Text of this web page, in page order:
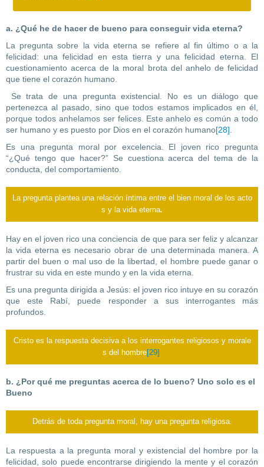
a. ¿Qué he de hacer de bueno para conseguir vida eterna?
La pregunta sobre la vida eterna se refiere al fin último o a la
felicidad: una felicidad en esta tierra y una felicidad eterna. El
cuestionamiento acerca de la moral brota del anhelo de felicidad
que tiene el corazón humano.
Se trata de una pregunta existencial. No es un diálogo que
pertenezca al pasado, sino que todos estamos implicados en él,
porque todos anhelamos ser felices. Este anhelo es común a todo
ser humano y es puesto por Dios en el corazón humano[28]
Es una pregunta moral por excelencia. El joven rico pregunta
“¿Qué tengo que hacer?” Se cuestiona acerca del tema de la
conducta, del comportamiento.
La pregunta plantea una relación íntima entre el bien moral de los acto
s y la vida eterna.
Hay en el joven rico una conciencia de que para ser feliz y alcanzar
la vida eterna es necesario obrar de una determinada manera. A
partir del buen o mal uso de la libertad, el hombre puede ganar o
frustrar su vida en este mundo y en la vida eterna.
Es una pregunta dirigida a Jesús: el joven rico intuye en su corazón
que este Rabí, puede responder a sus interrogantes más
profundos.
Cristo es la respuesta decisiva a los interrogantes religiosos y morale
s del hombre[29]
b. ¿Por qué me preguntas acerca de lo bueno? Uno solo es el
Bueno
Detrás de toda pregunta moral, hay una pregunta religiosa.
La respuesta a la pregunta moral y existencial del hombre por la
felicidad, solo puede encontrarse dirigiendo la mente y el corazón